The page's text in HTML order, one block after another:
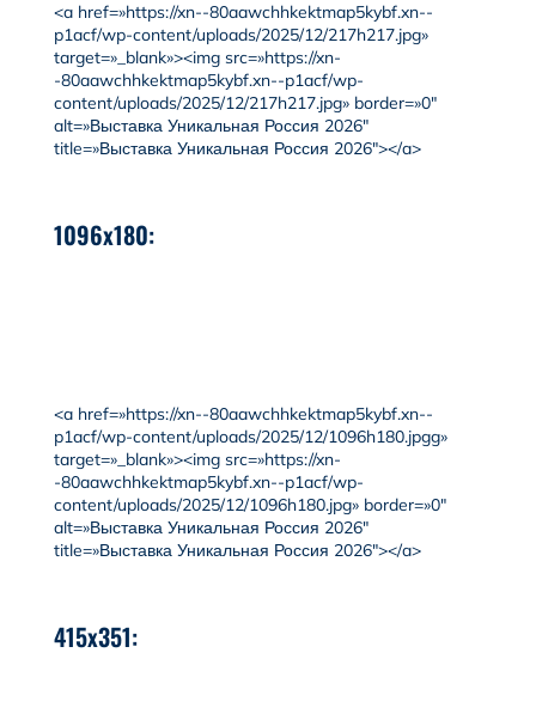
<a href=»https://xn--80aawchhkektmap5kybf.xn--
p1acf/wp-content/uploads/2025/12/217h217.jpg»
target=»_blank»><img src=»https://xn-
-80aawchhkektmap5kybf.xn--p1acf/wp-
content/uploads/2025/12/217h217.jpg» border=»0″
alt=»Выставка Уникальная Россия 2026″
title=»Выставка Уникальная Россия 2026″></a>
1096x180:
<a href=»https://xn--80aawchhkektmap5kybf.xn--
p1acf/wp-content/uploads/2025/12/1096h180.jpgg»
target=»_blank»><img src=»https://xn-
-80aawchhkektmap5kybf.xn--p1acf/wp-
content/uploads/2025/12/1096h180.jpg» border=»0″
alt=»Выставка Уникальная Россия 2026″
title=»Выставка Уникальная Россия 2026″></a>
415x351: